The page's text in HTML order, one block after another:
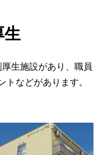
生
生施設があり、職員
トなどがあります。